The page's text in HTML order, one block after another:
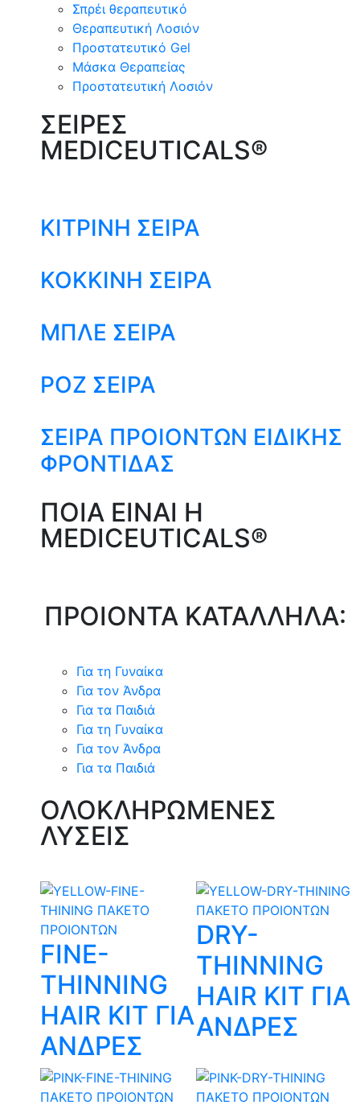
Σπρέι θεραπευτικό
Θεραπευτική Λοσιόν
Προστατευτικό Gel
Μάσκα Θεραπείας
Προστατευτική Λοσιόν
ΣΕΙΡΕΣ
MEDICEUTICALS®
ΚΙΤΡΙΝΗ ΣΕΙΡΑ
ΚΟΚΚΙΝΗ ΣΕΙΡΑ
ΜΠΛΕ ΣΕΙΡΑ
ΡΟΖ ΣΕΙΡΑ
ΣΕΙΡΑ ΠΡΟΙΟΝΤΩΝ ΕΙΔΙΚΗΣ
ΦΡΟΝΤΙΔΑΣ
ΠΟΙΑ ΕΙΝΑΙ Η
MEDICEUTICALS®
ΠΡΟΙΟΝΤΑ ΚΑΤΑΛΛΗΛΑ:
Για τη Γυναίκα
Για τον Άνδρα
Για τα Παιδιά
Για τη Γυναίκα
Για τον Άνδρα
Για τα Παιδιά
ΟΛΟΚΛΗΡΩΜΕΝΕΣ
ΛΥΣΕΙΣ
FINE-
THINNING
HAIR KIT ΓΙΑ
ΑΝΔΡΕΣ
DRY-
THINNING
HAIR KIT ΓΙΑ
ΑΝΔΡΕΣ